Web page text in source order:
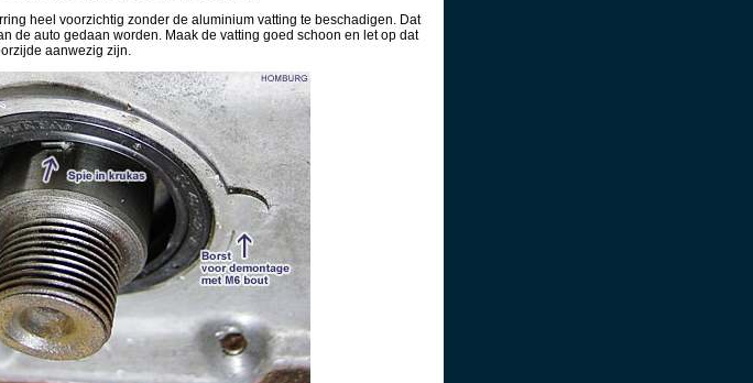
heel voorzichtig zonder de aluminium vatting te beschadigen. Dat
de auto gedaan worden. Maak de vatting goed schoon en let op dat
aanwezig zijn.